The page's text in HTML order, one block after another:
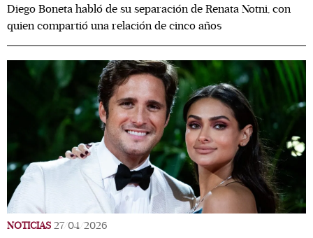
Diego Boneta habló de su separación de Renata Notni, con
quien compartió una relación de cinco años
NOTICIAS 27/04/2026